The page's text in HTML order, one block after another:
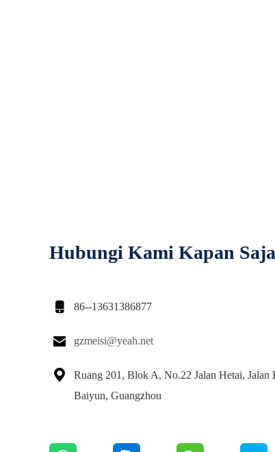
Hubungi Kami Kapan Saja
 86--13631386877
 gzmeisi@yeah.net

Ruang 201, Blok A, No.22 Jalan Hetai, Jalan
Baiyun, Guangzhou